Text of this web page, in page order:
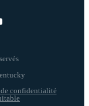
confidentialité